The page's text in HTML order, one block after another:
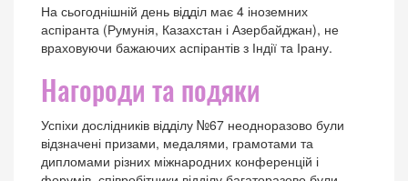
На сьогоднішній день відділ має 4 іноземних
аспіранта (Румунія, Казахстан і Азербайджан), не
враховуючи бажаючих аспірантів з Індії та Ірану.
Нагороди та подяки
Успіхи дослідників відділу №67 неодноразово були
відзначені призами, медалями, грамотами та
дипломами різних міжнародних конференцій і